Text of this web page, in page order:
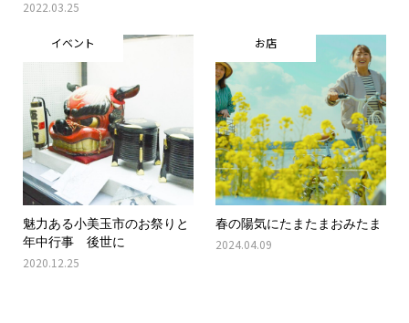
2022.03.25
イベント
魅力ある小美玉市のお祭りと
年中行事 後世に
2020.12.25
お店
春の陽気にたまたまおみたま
2024.04.09